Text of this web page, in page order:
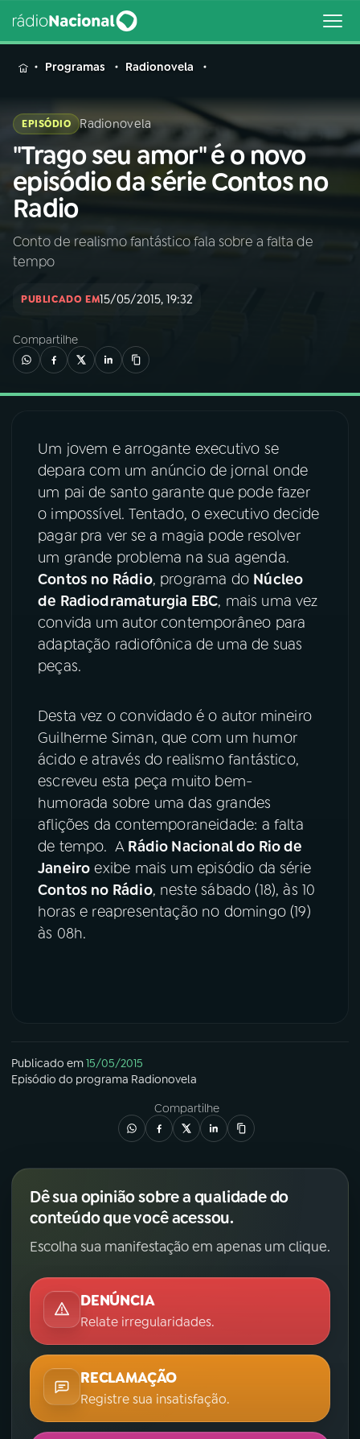
MENU
Buscar
na
Rádio
Nacional
Buscar
AO VIVO
INÍCIO
02A RÁDIO
03PROGRAMAÇÃO
04 PROGRAMAS
PODCASTS
06 VIDEOCASTS
08FESTIVAL DE MÚSICA
ACOMPANHE A RÁDIO NACIONAL
YouTube Facebook
TikTok
Programas Radionovela
EPISÓDIO Radionovela
"Trago seu amor" é o novo
episódio da série Contos no
Radio
Conto de realismo fantástico fala sobre a falta de
tempo
PUBLICADO EM15/05/2015, 19:32
Compartilhe
Um jovem e arrogante executivo se
depara com um anúncio de jornal onde
um pai de santo garante que pode fazer
o impossível. Tentado, o executivo decide
pagar pra ver se a magia pode resolver
um grande problema na sua agenda.
Contos no Rádio, programa do Núcleo
de Radiodramaturgia EBC, mais uma vez
convida um autor contemporâneo para
adaptação radiofônica de uma de suas
peças.
Desta vez o convidado é o autor mineiro
Guilherme Siman, que com um humor
ácido e através do realismo fantástico,
escreveu esta peça muito bem-
humorada sobre uma das grandes
aflições da contemporaneidade: a falta
de tempo. A Rádio Nacional do Rio de
Janeiro exibe mais um episódio da série
Contos no Rádio, neste sábado (18), às 10
horas e reapresentação no domingo (19)
às 08h.
Publicado em15/05/2015
Episódio do programa Radionovela
Compartilhe
Dê sua opinião sobre a qualidade do
conteúdo que você acessou.
Escolha sua manifestação em apenas um clique.
DENÚNCIA
Relate irregularidades.
RECLAMAÇÃO
Registre sua insatisfação.